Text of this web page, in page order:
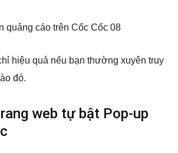
hiệu quả nếu bạn thường xuyên truy
đó.
web tự bật Pop-up